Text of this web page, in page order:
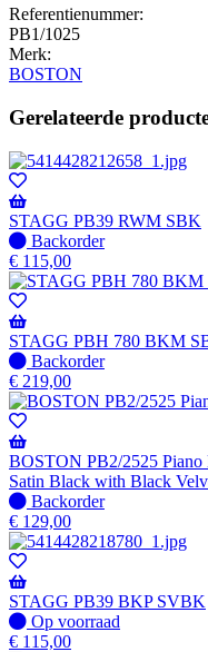
Referentienummer:
PB1/1025
Merk:
BOSTON
Gerelateerde
STAGG PB39 RWM SBK
Niet
op
voorraad
-
Wordt
verzonden
wanneer
beschikbaar
Backorder
€ 115,00
STAGG PBH 780 BKM
Niet
op
voorraad
-
Wordt
verzonden
wanneer
beschikbaar
Backorder
€ 219,00
BOSTON PB2/2525 Piano
Satin Black with Black
Niet
op
voorraad
-
Wordt
verzonden
wanneer
beschikbaar
Backorder
€ 129,00
STAGG PB39 BKP SVBK
Op
voorraad
Op voorraad
€ 115,00